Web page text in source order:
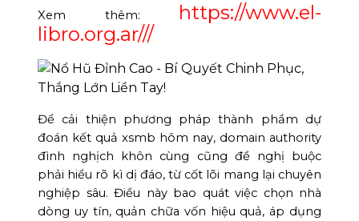
Xem thêm:
https://www.el-
libro.org.ar///
Để cải thiện phương pháp thành phầm dự
đoán kết quả xsmb hôm nay, domain authority
đình nghịch khôn cùng cũng đề nghị buộc
phải hiểu rõ kì dị đáo, từ cốt lõi mang lại chuyên
nghiệp sâu. Điều này bao quát việc chọn nhà
dòng uy tín, quản chữa vốn hiệu quả, áp dụng